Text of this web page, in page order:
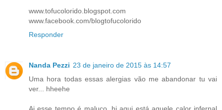
www.tofucolorido.blogspot.com
www.facebook.com/blogtofucolorido
Responder
Nanda Pezzi 23 de janeiro de 2015 às 14:57
Uma hora todas essas alergias vão me abandonar tu vai
ver... hheehe